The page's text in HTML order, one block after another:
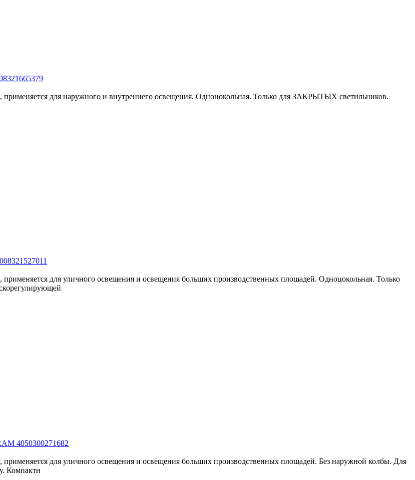
применяется для наружного и внутреннего освещения. Одноцокольная. Только для ЗАКРЫТЫХ светильников.
применяется для уличного освещения и освещения больших производственных площадей. Одноцокольная. Только
4050300271682
применяется для уличного освещения и освещения больших производственных площадей. Без наружной колбы. Для
Компактн